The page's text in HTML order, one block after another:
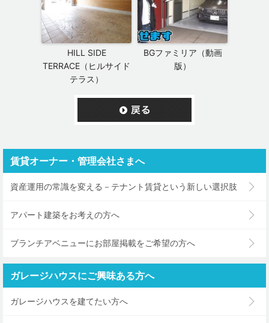
HILL SIDE
TERRACE（ヒルサイド
テラス）
BGファミリア（動画
版）
賃貸オーナー・管理会社さまへ
資産運用の常識を変える－テナント賃貸という新しい選択肢
アパート建築をお考えの方へ
ブランチアベニューにお部屋掲載をご希望の方へ
ガレージハウスにご興味ある方へ
ガレージハウスを建てたい方へ